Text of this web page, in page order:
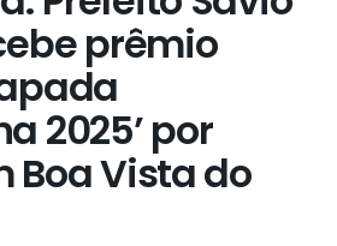
prêmio
2025’ por
Boa Vista do